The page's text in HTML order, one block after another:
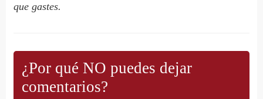
que gastes.
¿Por qué NO puedes dejar
comentarios?